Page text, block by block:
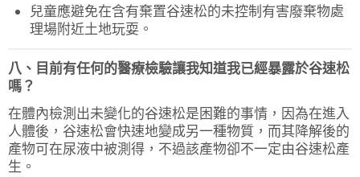
兒童應避免在含有棄置谷速松的未控制有害廢棄物處
理場附近土地玩耍。
八、目前有任何的醫療檢驗讓我知道我已經暴露於谷速松
嗎？
在體內檢測出未變化的谷速松是困難的事情，因為在進入
人體後，谷速松會快速地變成另一種物質，而其降解後的
產物可在尿液中被測得，不過該產物卻不一定由谷速松產
生。